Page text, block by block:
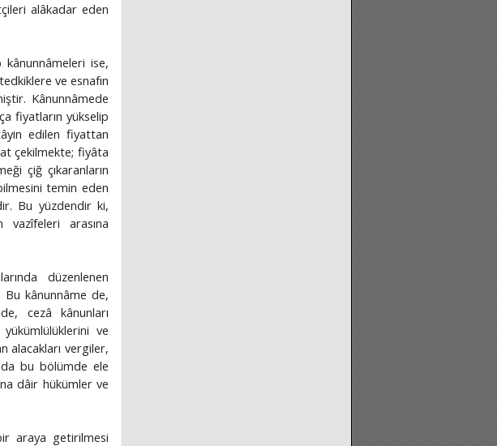
alâkadar eden
kânunnâmeleri ise,
ve esnafın
Kânunnâmede
fiyatların yükselip
edilen fiyattan
çekilmekte; fiyâta
çiğ çıkaranların
temin eden
Bu yüzdendir ki,
vazîfeleri arasına
düzenlenen
Bu kânunnâme de,
cezâ kânunları
ve
alacakları vergiler,
bu bölümde ele
dâir hükümler ve
araya getirilmesi